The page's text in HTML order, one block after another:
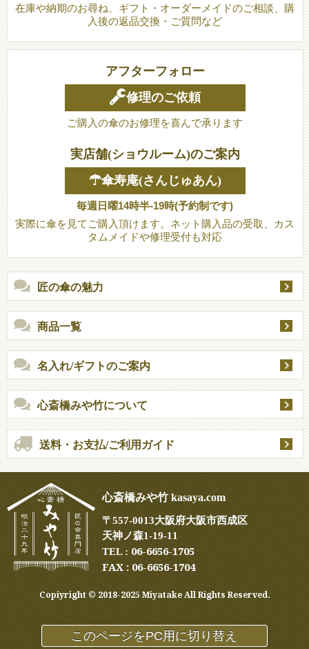
在庫や納期のお尋ね、ギフト・オーダーメイドのご相談、購
入後の返品交換・ご質問など
アフターフォロー
修理のご依頼
ご購入の傘のお修理を喜んで承ります
実店舗(ショウルーム)のご案内
☂傘寿庵(さんじゅあん)
毎週日曜14時半-19時(予約制です)
実際に傘を見てご購入頂けます。ネット購入品の受取、カス
タムメイドや修理受付も対応
匠の傘の魅力
商品一覧
名入れ/ギフトのご案内
心斎橋みや竹について
送料・お支払/ご利用ガイド
心斎橋みや竹 kasaya.com
〒557-0013大阪府大阪市西成区
天神ノ森1-19-11
TEL : 06-6656-1705
FAX : 06-6656-1704
Copiyright ©︎ 2018-2025 Miyatake All Rights Reserved.
このページをPC用に切り替え